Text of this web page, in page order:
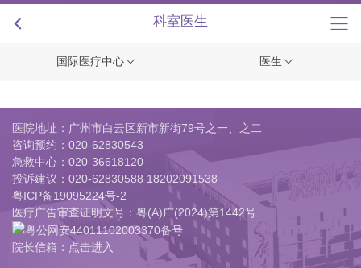
科室医生
国际医疗中心 医生
医院地址：广州市白云区新市新街79号之一、之二
咨询预约： 020-62830543
急救中心： 020-36618120
投诉建议： 020-62830588 18202091538
粤ICP备19095224号-2
医疗广告审查证明文号：粤(A)广(2024)第1442号
粤公网安44011102003370备号
院长信箱：点击进入